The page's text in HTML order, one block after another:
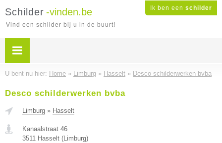
Ik ben een schilder
Schilder -vinden.be
Vind een schilder bij u in de buurt!
U bent nu hier: Home » Limburg » Hasselt » Desco schilderwerken bvba
Desco schilderwerken bvba
Limburg » Hasselt
Kanaalstraat 46
3511 Hasselt (Limburg)